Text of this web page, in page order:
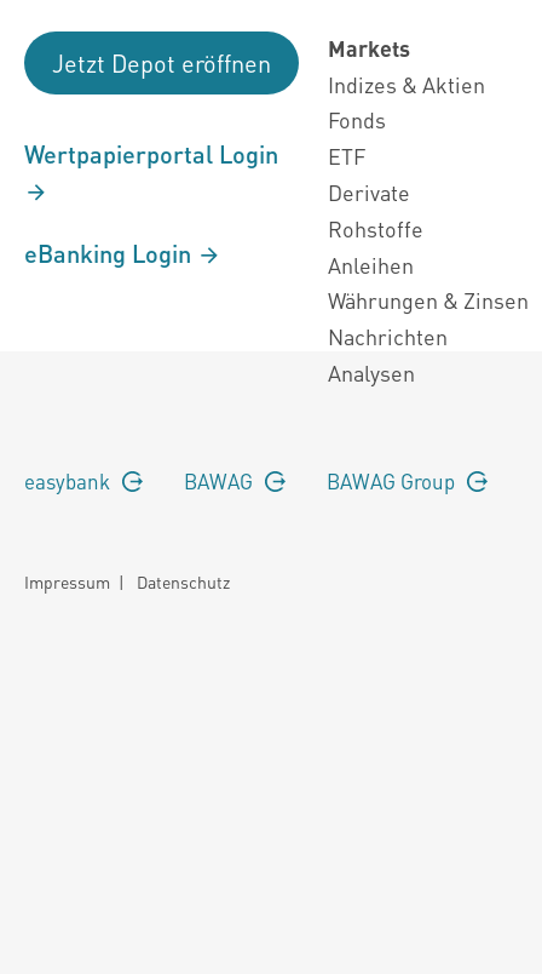
Jetzt Depot eröffnen
Wertpapierportal Login
eBanking Login
Markets
Indizes & Aktien
Fonds
ETF
Derivate
Rohstoffe
Anleihen
Währungen & Zinsen
Nachrichten
Analysen
easybank BAWAG BAWAG Group
Impressum | Datenschutz